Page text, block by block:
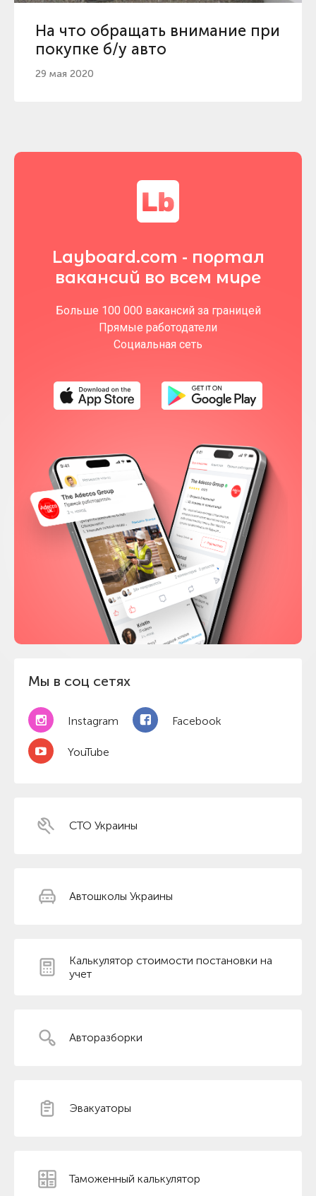
На что обращать внимание при
покупке б/у авто
29 мая 2020
Мы в соц сетях
Instagram Facebook
YouTube
Layboard.com - портал
вакансий во всем мире
Больше 100 000 вакансий за границей
Прямые работодатели
Социальная сеть
СТО Украины
Автошколы Украины
Калькулятор стоимости постановки на
учет
Авторазборки
Эвакуаторы
Таможенный калькулятор